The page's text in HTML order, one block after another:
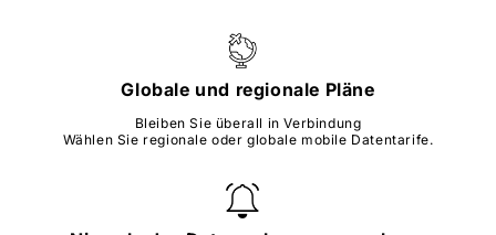
Globale und regionale Pläne
Bleiben Sie überall in Verbindung
Wählen Sie regionale oder globale mobile Datentarife.